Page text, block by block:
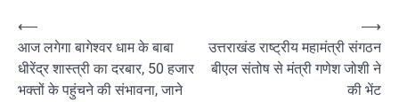
Post
navigation
⟵
आज लगेगा बागेश्वर धाम के बाबा
धीरेंद्र शास्त्री का दरबार, 50 हजार
भक्तों के पहुंचने की संभावना, जाने
उत्तराखंड राष्ट्रीय महामंत्री संगठन
बीएल संतोष से मंत्री गणेश जोशी ने
की भेंट
⟶